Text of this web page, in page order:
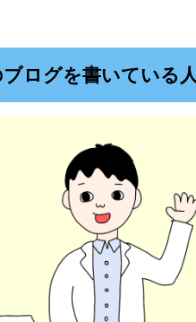
ブログを書いている人